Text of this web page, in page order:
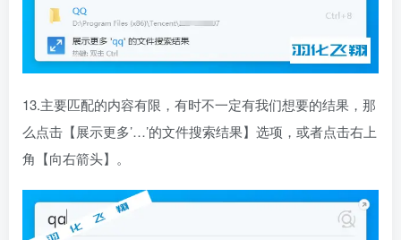
13.主要匹配的内容有限，有时不一定有我们想要的结果，那
么点击【展示更多’…’的文件搜索结果】选项，或者点击右上
角【向右箭头】。